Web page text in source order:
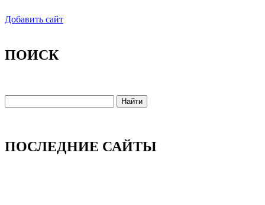
Добавить сайт
ПОИСК
ПОСЛЕДНИЕ САЙТЫ